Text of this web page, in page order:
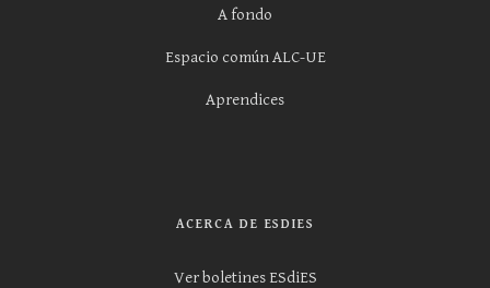
A fondo
Espacio común ALC-UE
Aprendices
ACERCA DE ESDIES
Ver boletines ESdiES